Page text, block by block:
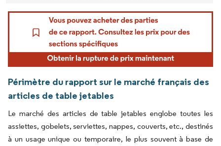
Périmètre du rapport sur le marché français des
articles de table jetables
Le marché des articles de table jetables englobe toutes les
assiettes, gobelets, serviettes, nappes, couverts, etc., destinés
à un usage unique ou temporaire, le plus souvent à base de